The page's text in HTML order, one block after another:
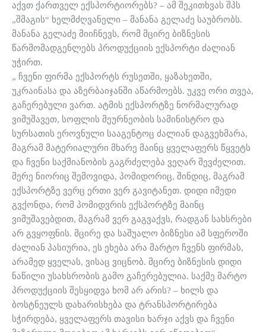
აქვთ ქართველ ექსპორტიორებს? – ამ შეკითხვას შპს
„შმაგის“ ხელმძღვანელი – მანანა გელაძე საუბრობს.
მანანა გელაძე მიიჩნევს, რომ მცირე ბიზნესის
წარმომადგენლებს პროდუქციის ექსპორტი ძალიან
უჭირთ.
„ ჩვენი ფირმა ექსპორტს რუსეთში, ყაზახეთში,
უკრაინასა და აზერბაიჯანში აწარმოებს. უკვე ორი თვეა,
გაჩერებული ვართ. ატმის ექსპორტზე ნორმალურად
ვიმუშავეთ, სოფლის მეურნეობის სამინისტრო და
სურსათის ეროვნული სააგენტოც ძალიან დაგვეხმარა,
მაგრამ მატერიალური მხარე მაინც ყველაფერს წყვეტს
და ჩვენი საქმიანობის გაგრძელება ვეღარ შევძელით.
მერე ნიორიც შემოვიდა, პომიდორიც, შინდიც, მაგრამ
ექსპორტზე ვერც ერთი ვერ გავიტანეთ. დიდი იმედი
გვქონდა, რომ პომიდვრის ექსპორტზე მაინც
ვიმუშავებდით, მაგრამ ვერ გაგვაქვს, რადგან სახსრები
არ გვყოფნის. მცირე და საშუალო ბიზნესი ამ სფეროში
ძალიან პასიურია, ეს ეხება არა მარტო ჩვენს ფირმას,
არამედ ყველას, ვისაც ვიცნობ. მცირე ბიზნესის დიდი
ნაწილი უსახსრობის გამო გაჩერებულია. საქმე მარტო
პროდუქციის შესყიდვა ხომ არ არის? – ხილს და
ბოსტნეულს დახარისხება და ტრანსპორტირება
სჭირდება, ყველაფერს თავისი ხარჯი აქვს და ჩვენი